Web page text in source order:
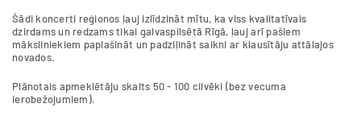
Šādi koncerti reģionos ļauj izlīdzināt mītu, ka viss kvalitatīvais
dzirdams un redzams tikai galvaspilsētā Rīgā, ļauj arī pašiem
māksliniekiem paplašināt un padziļināt saikni ar klausītāju attālajos
novados.
Plānotais apmeklētāju skaits 50 - 100 cilvēki (bez vecuma
ierobežojumiem).